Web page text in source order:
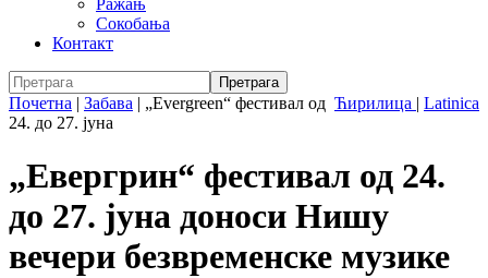
Ражањ
Сокобања
Контакт
Ћирилица | Latinica
Почетна | Забава | „Evergreen“ фестивал од
24. до 27. јуна
„Евергрин“ фестивал од 24.
до 27. јуна доноси Нишу
вечери безвременске музике